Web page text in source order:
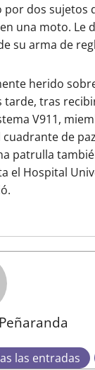
dos sujetos
una moto. Le
su arma de
herido
tarde, tras
V911,
de
patrulla
el Hospital
las entradas